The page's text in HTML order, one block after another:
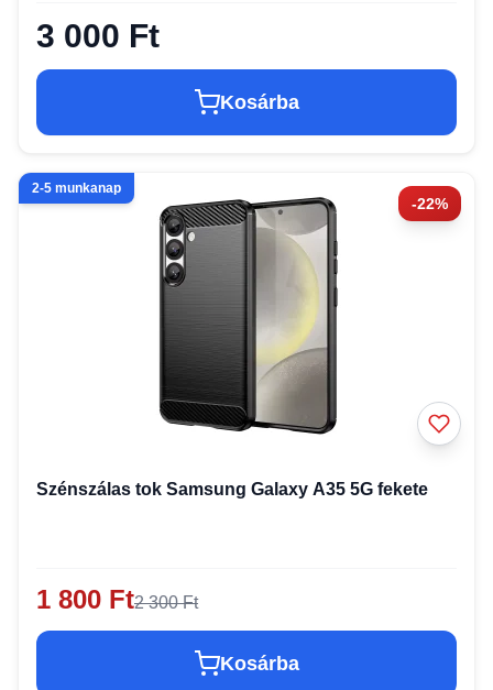
3 000 Ft
Kosárba
-22%
2-5 munkanap
Szénszálas tok Samsung Galaxy A35 5G fekete
1 800 Ft2 300 Ft
Kosárba